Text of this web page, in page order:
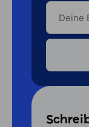
DEINE
MAIL
ADRESSE